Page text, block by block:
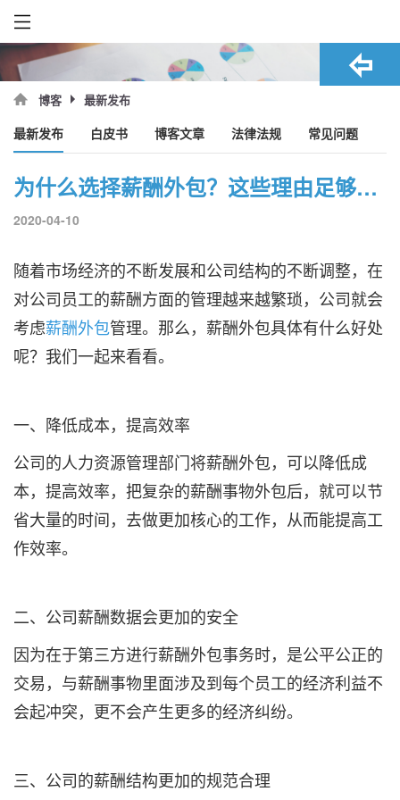
博客 最新发布
最新发布 白皮书 博客文章 法律法规 常见问题
为什么选择薪酬外包？这些理由足够了！
2020-04-10
随着市场经济的不断发展和公司结构的不断调整，在
对公司员工的薪酬方面的管理越来越繁琐，公司就会
考虑薪酬外包管理。那么，薪酬外包具体有什么好处
呢？我们一起来看看。
一、降低成本，提高效率
公司的人力资源管理部门将薪酬外包，可以降低成
本，提高效率，把复杂的薪酬事物外包后，就可以节
省大量的时间，去做更加核心的工作，从而能提高工
作效率。
二、公司薪酬数据会更加的安全
因为在于第三方进行薪酬外包事务时，是公平公正的
交易，与薪酬事物里面涉及到每个员工的经济利益不
会起冲突，更不会产生更多的经济纠纷。
三、公司的薪酬结构更加的规范合理